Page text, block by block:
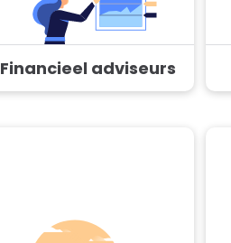
Financieel adviseurs